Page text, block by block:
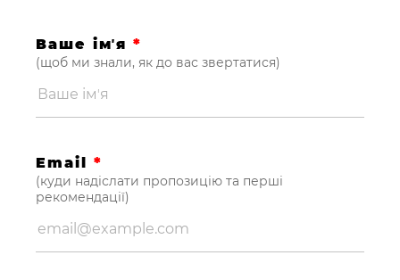
Ваше імʼя*
(щоб ми знали, як до вас звертатися)
Email *
(куди надіслати пропозицію та перші
рекомендації)